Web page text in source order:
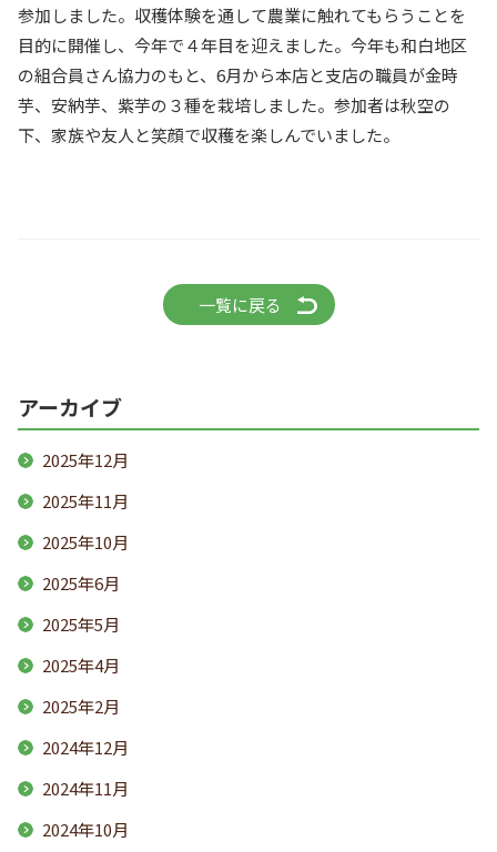
参加しました。収穫体験を通して農業に触れてもらうことを
目的に開催し、今年で４年目を迎えました。今年も和白地区
の組合員さん協力のもと、6月から本店と支店の職員が金時
芋、安納芋、紫芋の３種を栽培しました。参加者は秋空の
下、家族や友人と笑顔で収穫を楽しんでいました。
一覧に戻る
アーカイブ
2025年12月
2025年11月
2025年10月
2025年6月
2025年5月
2025年4月
2025年2月
2024年12月
2024年11月
2024年10月